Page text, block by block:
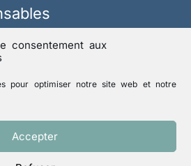
consentement aux
pour optimiser notre site web et notre
Accepter
abus